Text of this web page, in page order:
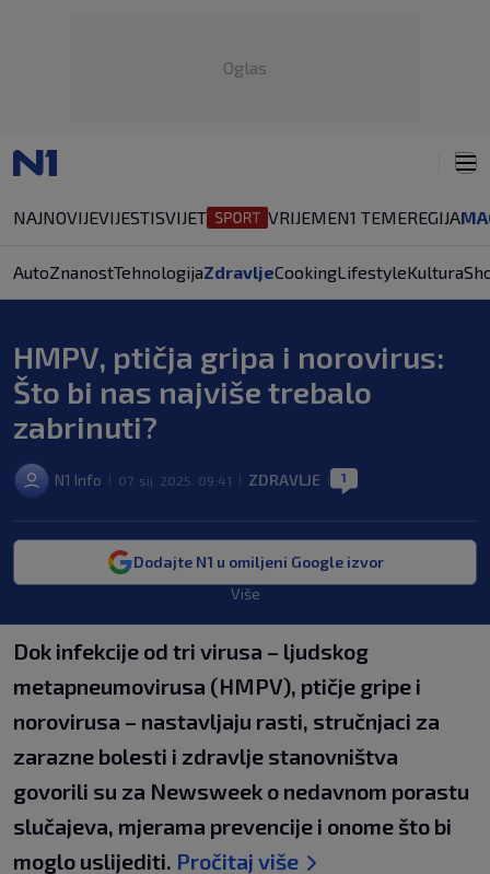
Oglas
NAJNOVIJEVIJESTISVIJET VRIJEMEN1 TEMEREGIJA
AutoZnanostTehnologijaZdravljeCookingLifestyleKultura
HMPV, ptičja gripa i norovirus:
Što bi nas najviše trebalo
zabrinuti?
N1 Info 07. sij. 2025. 09:41 ZDRAVLJE 1
Dodajte N1 u omiljeni Google izvor
Više
Dok infekcije od tri virusa – ljudskog
metapneumovirusa (HMPV), ptičje gripe i
norovirusa – nastavljaju rasti, stručnjaci za
zarazne bolesti i zdravlje stanovništva
govorili su za Newsweek o nedavnom porastu
slučajeva, mjerama prevencije i onome što bi
moglo uslijediti. Pročitaj više